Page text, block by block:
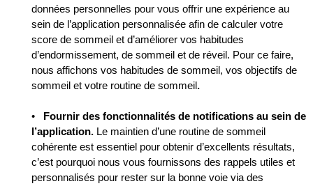
données personnelles pour vous offrir une expérience au
sein de l’application personnalisée afin de calculer votre
score de sommeil et d’améliorer vos habitudes
d’endormissement, de sommeil et de réveil. Pour ce faire,
nous affichons vos habitudes de sommeil, vos objectifs de
sommeil et votre routine de sommeil.
• Fournir des fonctionnalités de notifications au sein de
l’application. Le maintien d’une routine de sommeil
cohérente est essentiel pour obtenir d’excellents résultats,
c’est pourquoi nous vous fournissons des rappels utiles et
personnalisés pour rester sur la bonne voie via des